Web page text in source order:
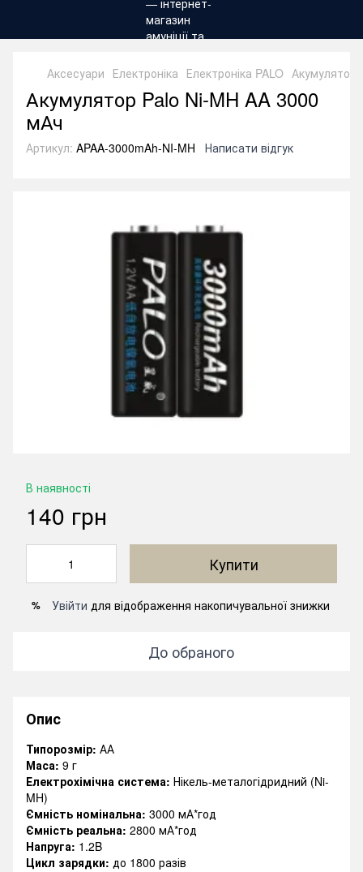
Аксесуари Електроніка Електроніка PALO Акумулятор
Акумулятор Palo Ni-MH AA 3000
мАч
Артикул: APAA-3000mAh-NI-MH Написати відгук
В наявності
140 грн
Купити
% Увійти для відображення накопичувальної знижки
До обраного
Опис
Типорозмір: АА
Маса: 9 г
Електрохімічна система: Нікель-металогідридний (Ni-
MH)
Ємність номінальна: 3000 мА*год
Ємність реальна: 2800 мА*год
Напруга: 1.2B
Цикл зарядки: до 1800 разів